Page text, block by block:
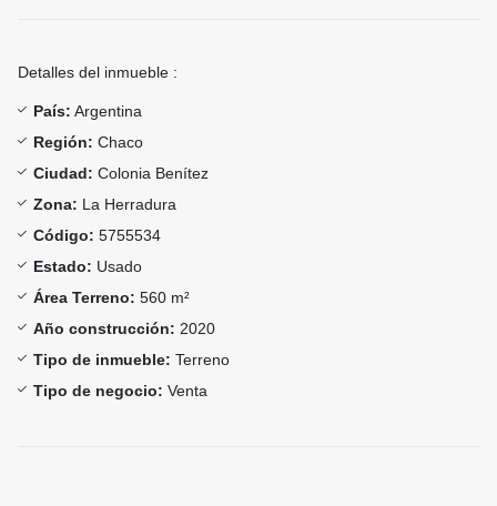
Detalles del inmueble :
País: Argentina
Región: Chaco
Ciudad: Colonia Benítez
Zona: La Herradura
Código: 5755534
Estado: Usado
Área Terreno: 560 m²
Año construcción: 2020
Tipo de inmueble: Terreno
Tipo de negocio: Venta